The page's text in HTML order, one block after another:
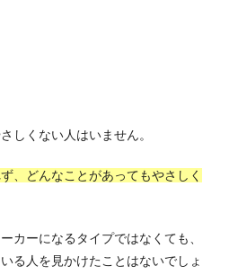
しくない人はいません。
、どんなことがあってもやさしく
カーになるタイプではなくても、
る人を見かけたことはないでしょ